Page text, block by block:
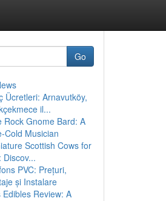
Go
Ücretleri: Arnavutköy,
il...
Rock Gnome Bard: A
Cold Musician
Scottish Cows for
Discov...
PVC: Prețuri,
și Instalare
Edibles Review: A